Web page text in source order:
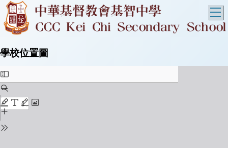
學校位置圖